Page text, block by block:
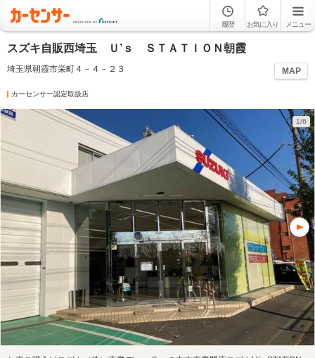
履歴 お気に入り メニュー
スズキ自販西埼玉 Ｕ’ｓ ＳＴＡＴＩＯＮ朝霞
埼玉県朝霞市栄町４－４－２３ MAP
カーセンサー認定取扱店
1/6